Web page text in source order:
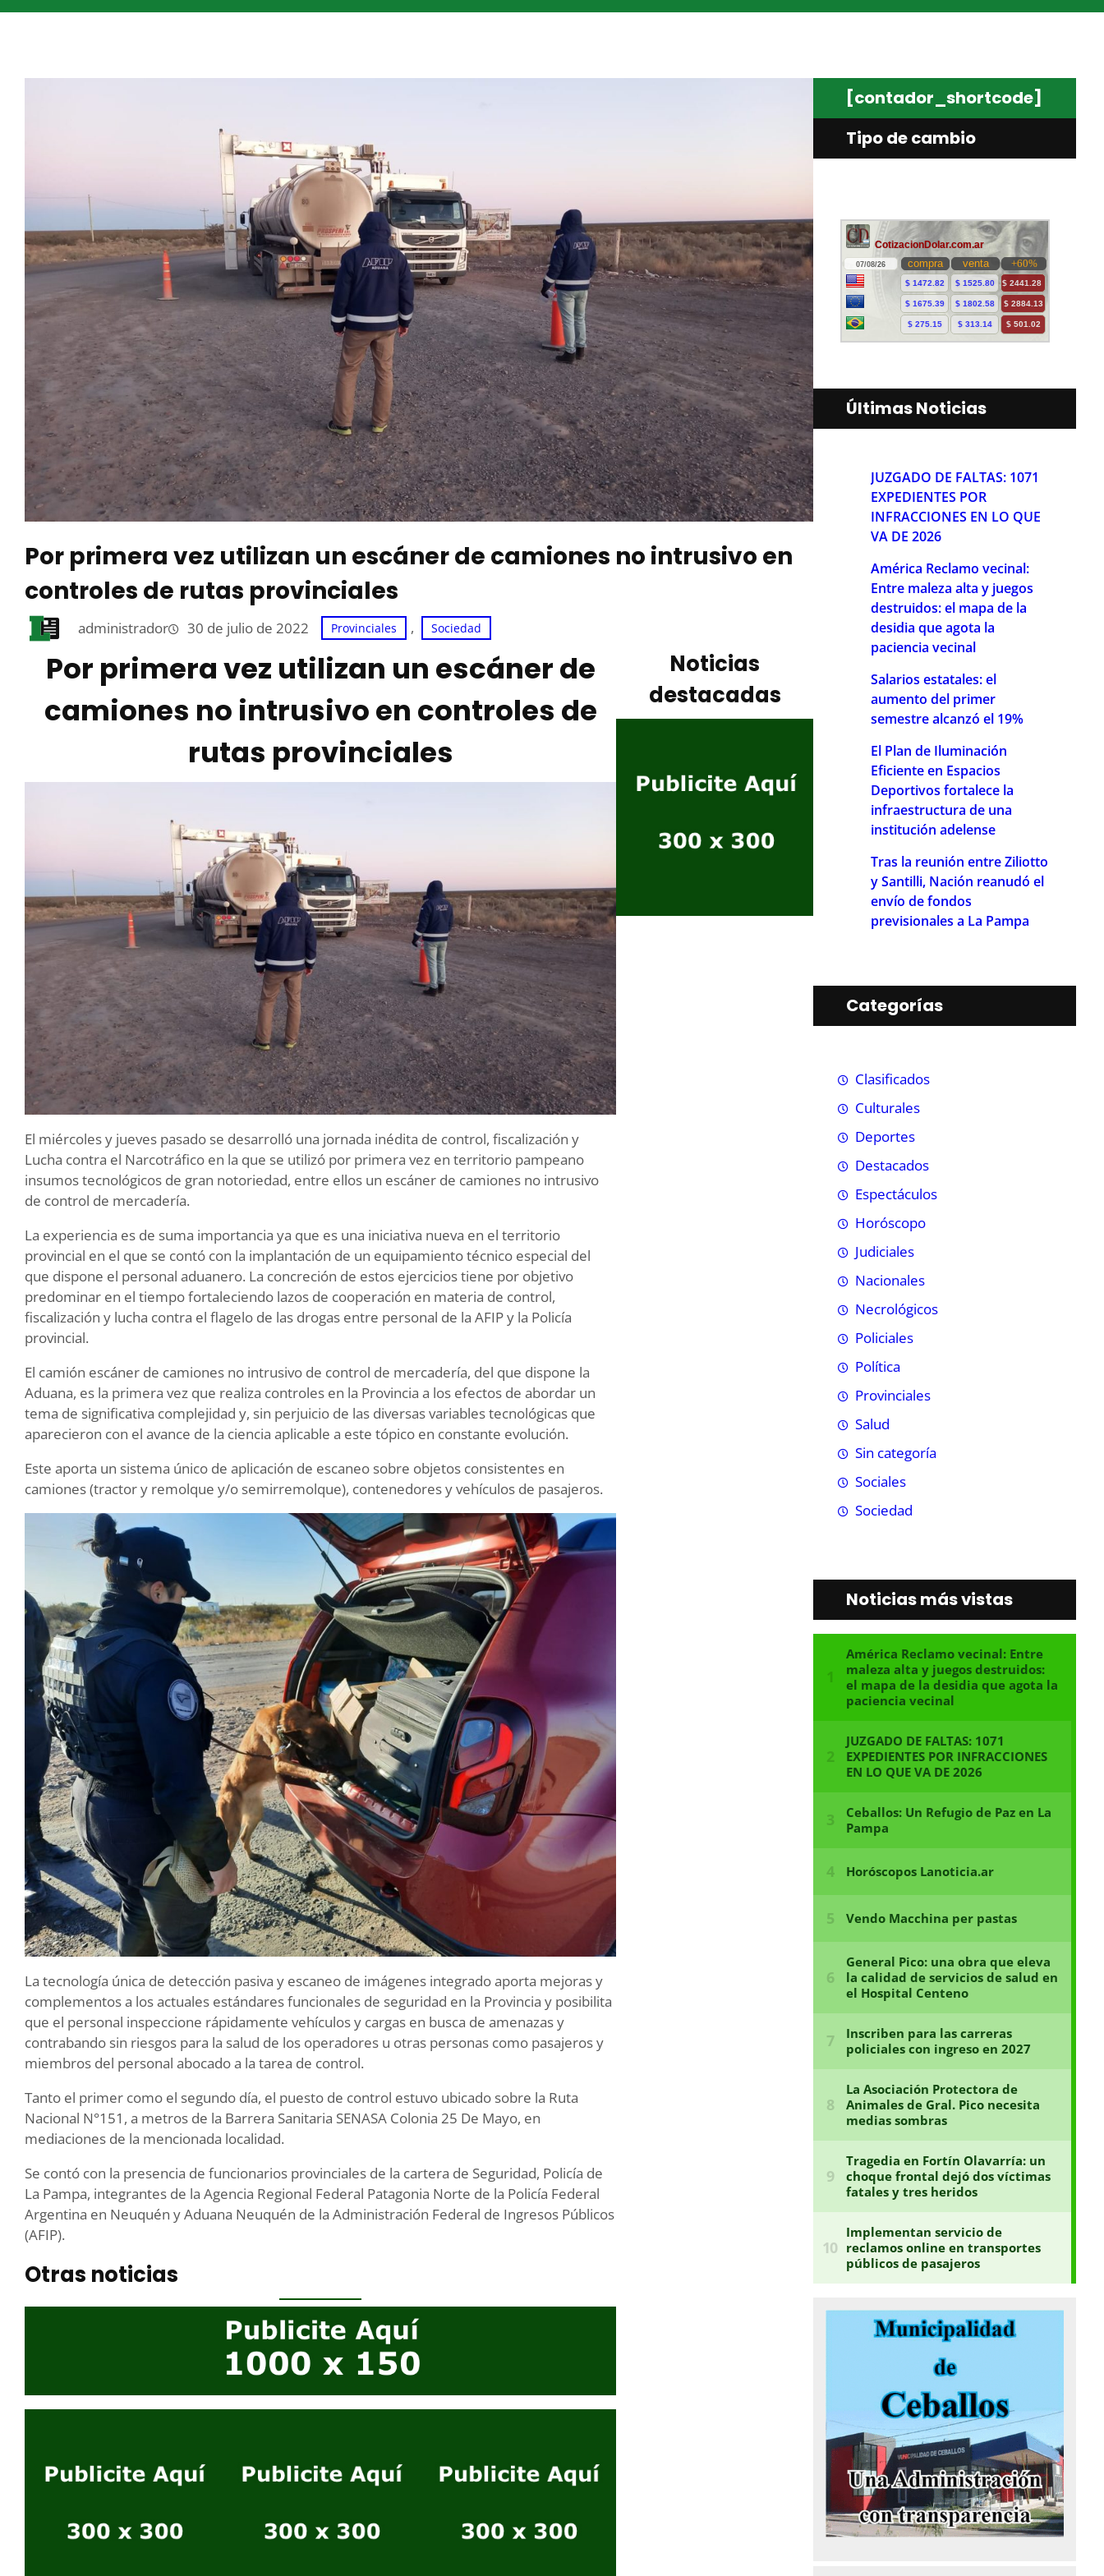
Por primera vez utilizan un escáner de camiones no intrusivo en
controles de rutas provinciales
administrador 30 de julio de 2022 Provinciales , Sociedad
Por primera vez utilizan un escáner de
camiones no intrusivo en controles de
rutas provinciales
El miércoles y jueves pasado se desarrolló una jornada inédita de control, fiscalización y
Lucha contra el Narcotráfico en la que se utilizó por primera vez en territorio pampeano
insumos tecnológicos de gran notoriedad, entre ellos un escáner de camiones no intrusivo
de control de mercadería.
La experiencia es de suma importancia ya que es una iniciativa nueva en el territorio
provincial en el que se contó con la implantación de un equipamiento técnico especial del
que dispone el personal aduanero. La concreción de estos ejercicios tiene por objetivo
predominar en el tiempo fortaleciendo lazos de cooperación en materia de control,
fiscalización y lucha contra el flagelo de las drogas entre personal de la AFIP y la Policía
provincial.
El camión escáner de camiones no intrusivo de control de mercadería, del que dispone la
Aduana, es la primera vez que realiza controles en la Provincia a los efectos de abordar un
tema de significativa complejidad y, sin perjuicio de las diversas variables tecnológicas que
aparecieron con el avance de la ciencia aplicable a este tópico en constante evolución.
Este aporta un sistema único de aplicación de escaneo sobre objetos consistentes en
camiones (tractor y remolque y/o semirremolque), contenedores y vehículos de pasajeros.
La tecnología única de detección pasiva y escaneo de imágenes integrado aporta mejoras y
complementos a los actuales estándares funcionales de seguridad en la Provincia y posibilita
que el personal inspeccione rápidamente vehículos y cargas en busca de amenazas y
contrabando sin riesgos para la salud de los operadores u otras personas como pasajeros y
miembros del personal abocado a la tarea de control.
Tanto el primer como el segundo día, el puesto de control estuvo ubicado sobre la Ruta
Nacional N°151, a metros de la Barrera Sanitaria SENASA Colonia 25 De Mayo, en
mediaciones de la mencionada localidad.
Se contó con la presencia de funcionarios provinciales de la cartera de Seguridad, Policía de
La Pampa, integrantes de la Agencia Regional Federal Patagonia Norte de la Policía Federal
Argentina en Neuquén y Aduana Neuquén de la Administración Federal de Ingresos Públicos
(AFIP).
Otras noticias
Noticias
destacadas
[contador_shortcode]
Tipo de cambio
Últimas Noticias
JUZGADO DE FALTAS: 1071
EXPEDIENTES POR
INFRACCIONES EN LO QUE
VA DE 2026
América Reclamo vecinal:
Entre maleza alta y juegos
destruidos: el mapa de la
desidia que agota la
paciencia vecinal
Salarios estatales: el
aumento del primer
semestre alcanzó el 19%
El Plan de Iluminación
Eficiente en Espacios
Deportivos fortalece la
infraestructura de una
institución adelense
Tras la reunión entre Ziliotto
y Santilli, Nación reanudó el
envío de fondos
previsionales a La Pampa
Categorías
Clasificados
Culturales
Deportes
Destacados
Espectáculos
Horóscopo
Judiciales
Nacionales
Necrológicos
Policiales
Política
Provinciales
Salud
Sin categoría
Sociales
Sociedad
Noticias más vistas